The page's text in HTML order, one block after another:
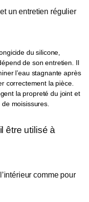
un entretien régulier
du silicone,
de son entretien. Il
l’eau stagnante après
correctement la pièce.
la propreté du joint et
de moisissures.
être utilisé à
comme pour